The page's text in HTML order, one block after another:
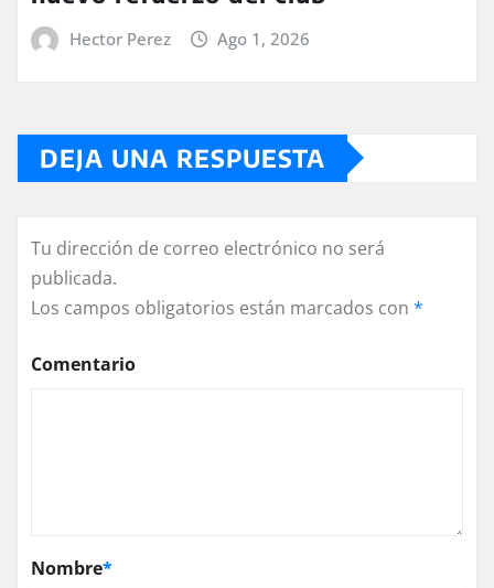
Hector Perez Ago 1, 2026
DEJA UNA RESPUESTA
Tu dirección de correo electrónico no será
publicada.
Los campos obligatorios están marcados con *
Comentario
Nombre*